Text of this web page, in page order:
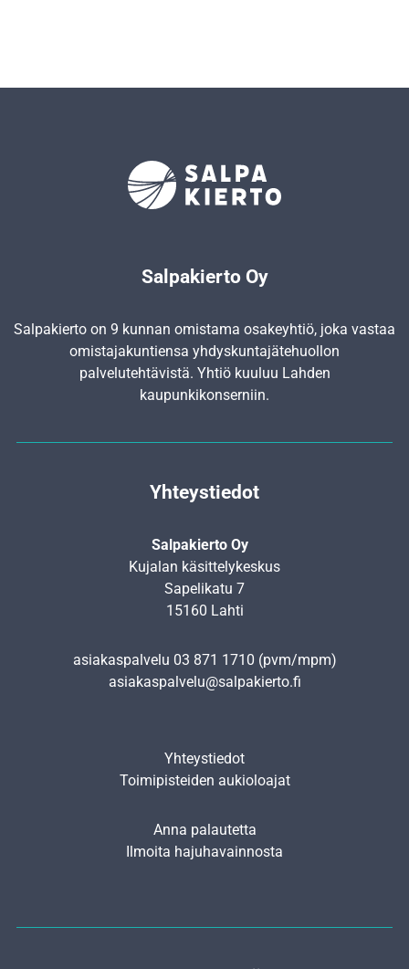
Salpakierto Oy
Salpakierto on 9 kunnan omistama osakeyhtiö, joka vastaa
omistajakuntiensa yhdyskunta­jätehuollon
palvelutehtävistä. Yhtiö kuuluu Lahden
kaupunkikonserniin.
Yhteystiedot
Salpakierto Oy
Kujalan käsittelykeskus
Sapelikatu 7
15160 Lahti
asiakaspalvelu 03 871 1710 (pvm/mpm)
asiakaspalvelu@salpakierto.fi
Yhteystiedot
Toimipisteiden aukioloajat
Anna palautetta
Ilmoita hajuhavainnosta